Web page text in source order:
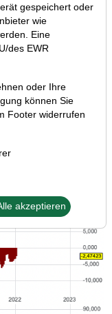
gespeichert oder
wie
Eine
des EWR
oder Ihre
können Sie
Footer widerrufen
akzeptieren